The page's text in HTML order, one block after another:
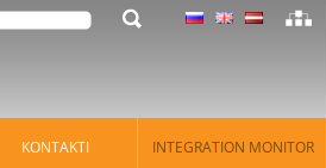
KONTAKTI INTEGRATION MONITOR